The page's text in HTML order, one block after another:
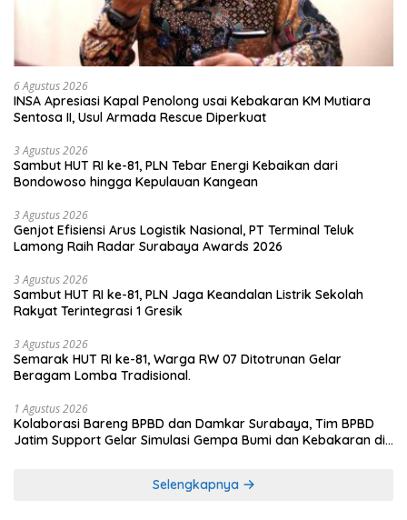
6 Agustus 2026
INSA Apresiasi Kapal Penolong usai Kebakaran KM Mutiara
Sentosa II, Usul Armada Rescue Diperkuat
3 Agustus 2026
Sambut HUT RI ke-81, PLN Tebar Energi Kebaikan dari
Bondowoso hingga Kepulauan Kangean
3 Agustus 2026
Genjot Efisiensi Arus Logistik Nasional, PT Terminal Teluk
Lamong Raih Radar Surabaya Awards 2026
3 Agustus 2026
Sambut HUT RI ke-81, PLN Jaga Keandalan Listrik Sekolah
Rakyat Terintegrasi 1 Gresik
3 Agustus 2026
Semarak HUT RI ke-81, Warga RW 07 Ditotrunan Gelar
Beragam Lomba Tradisional.
1 Agustus 2026
Kolaborasi Bareng BPBD dan Damkar Surabaya, Tim BPBD
Jatim Support Gelar Simulasi Gempa Bumi dan Kebakaran di
Selengkapnya